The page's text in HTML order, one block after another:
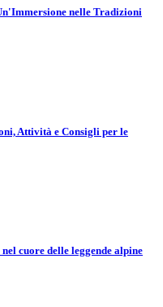
nelle Tradizioni
Attività e Consigli per le
cuore delle leggende alpine